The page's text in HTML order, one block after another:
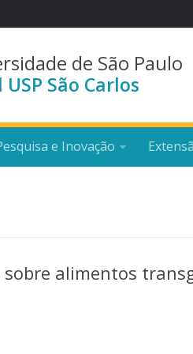
de São Paulo
São Carlos
e Inovação
sobre alimentos